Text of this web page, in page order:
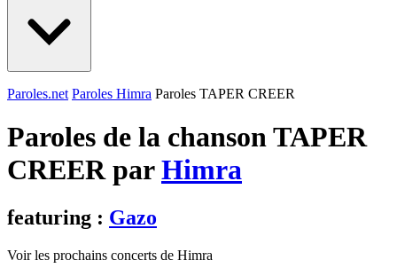
Paroles.net Paroles Himra Paroles TAPER CREER
Paroles de la chanson TAPER
CREER parHimra
featuring : Gazo
Voir les prochains concerts de Himra